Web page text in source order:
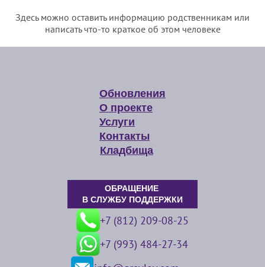
Здесь можно оставить информацию родственникам или
написать что-то краткое об этом человеке
Обновления
О проекте
Услуги
Контакты
Кладбища
ОБРАЩЕНИЕ
В СЛУЖБУ ПОДДЕРЖКИ
+7 (812) 209-08-25
+7 (993) 484-27-34